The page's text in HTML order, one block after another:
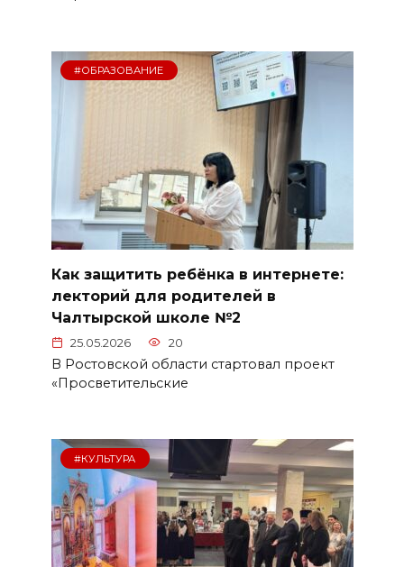
#ОБРАЗОВАНИЕ
Как защитить ребёнка в интернете:
лекторий для родителей в
Чалтырской школе №2
25.05.2026 20
В Ростовской области стартовал проект
«Просветительские
#КУЛЬТУРА